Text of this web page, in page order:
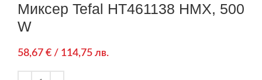
Миксер Tefal HT461138 HMX, 500
W
58,67 € / 114,75 лв.